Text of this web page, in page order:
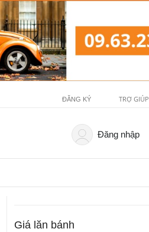
ĐĂNG KÝ TRỢ GIÚP
Đăng nhập
Giá lăn bánh